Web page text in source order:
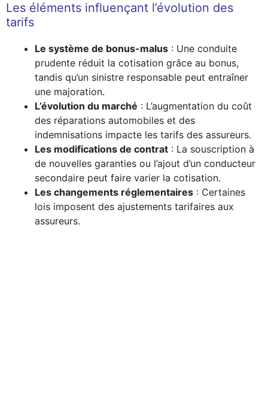
Les éléments influençant l’évolution des
tarifs
Le système de bonus-malus : Une conduite
prudente réduit la cotisation grâce au bonus,
tandis qu’un sinistre responsable peut entraîner
une majoration.
L’évolution du marché : L’augmentation du coût
des réparations automobiles et des
indemnisations impacte les tarifs des assureurs.
Les modifications de contrat : La souscription à
de nouvelles garanties ou l’ajout d’un conducteur
secondaire peut faire varier la cotisation.
Les changements réglementaires : Certaines
lois imposent des ajustements tarifaires aux
assureurs.